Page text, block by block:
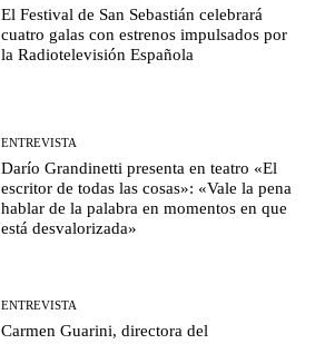
El Festival de San Sebastián celebrará
cuatro galas con estrenos impulsados por
la Radiotelevisión Española
ENTREVISTA
Darío Grandinetti presenta en teatro «El
escritor de todas las cosas»: «Vale la pena
hablar de la palabra en momentos en que
está desvalorizada»
ENTREVISTA
Carmen Guarini, directora del